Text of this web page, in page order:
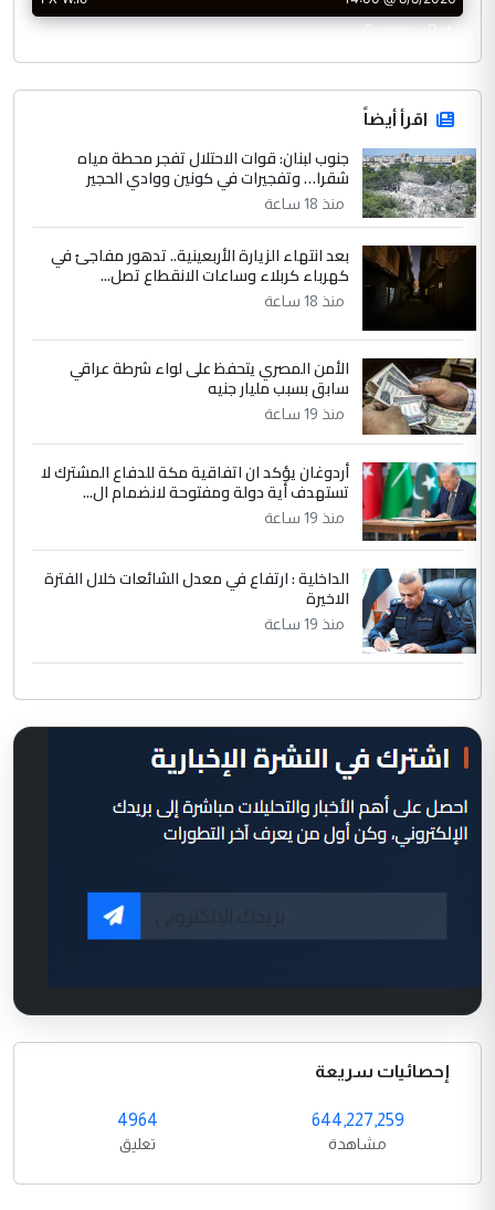
CurrencyRate
اقرأ أيضاً
جنوب لبنان: قوات الاحتلال تفجر محطة مياه
شقرا… وتفجيرات في كونين ووادي الحجير
منذ 18 ساعة
بعد انتهاء الزيارة الأربعينية.. تدهور مفاجئ في
كهرباء كربلاء وساعات الانقطاع تصل...
منذ 18 ساعة
الأمن المصري يتحفظ على لواء شرطة عراقي
سابق بسبب مليار جنيه
منذ 19 ساعة
أردوغان يؤكد ان اتفاقية مكة للدفاع المشترك لا
تستهدف أية دولة ومفتوحة لانضمام ال...
منذ 19 ساعة
الداخلية : ارتفاع في معدل الشائعات خلال الفترة
الاخيرة
منذ 19 ساعة
إحصائيات سريعة
644,227,259
مشاهدة
4964
تعليق